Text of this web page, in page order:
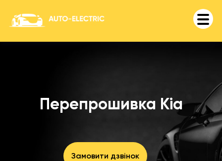
Перепрошивка Kia
Замовити дзвінок